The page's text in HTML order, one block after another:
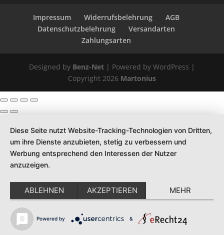
Impressum Widerrufsbelehrung
AGB
Datenschutzbelehrung
Versandarten
Zahlungsarten
Designed by Benz-Net| Powered by WordPress |
Copyright 2026 Martonius
Diese Seite nutzt Website-Tracking-Technologien von Dritten,
um ihre Dienste anzubieten, stetig zu verbessern und
Werbung entsprechend den Interessen der Nutzer
anzuzeigen.
ABLEHNEN AKZEPTIEREN MEHR
Powered by &